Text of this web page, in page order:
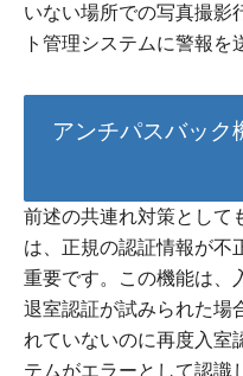
いない場所での写真撮影
ト管理システムに警報を
アンチパスバック
前述の共連れ対策として
は、正規の認証情報が不
重要です。この機能は、
退室認証が試みられた場
れていないのに再度入室
テムがエラーとして認識